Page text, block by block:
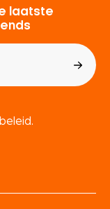
laatste